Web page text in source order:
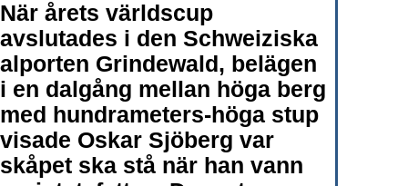
När årets världscup
avslutades i den Schweiziska
alporten Grindewald, belägen
i en dalgång mellan höga berg
med hundrameters-höga stup
visade Oskar Sjöberg var
skåpet ska stå när han vann